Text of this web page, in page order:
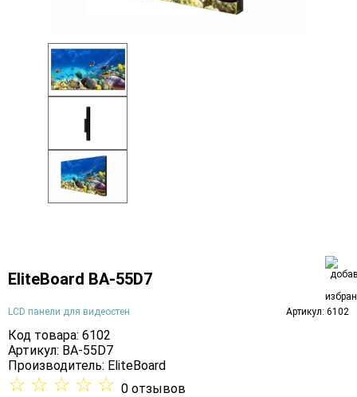
EliteBoard BA-55D7
LCD панели для видеостен Артикул: 6102
Код товара: 6102
Артикул: BA-55D7
Производитель: EliteBoard
☆ ☆ ☆ ☆ ☆ 0 отзывов